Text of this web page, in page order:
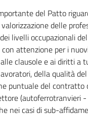
del Patto
delle
livelli occupazionali
con attenzione per i
clausole e ai diritti a
della qualità
puntuale del
(autoferrotranvieri
nei casi di sub-